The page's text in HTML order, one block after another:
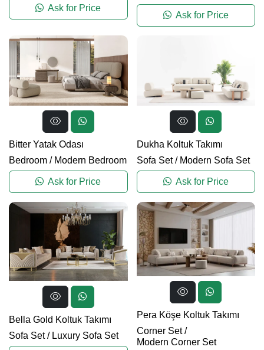
Ask for Price
Ask for Price
Bitter Yatak Odası
Bedroom / Modern Bedroom
Ask for Price
Dukha Koltuk Takımı
Sofa Set/ Modern Sofa Set
Ask for Price
Bella Gold Koltuk Takımı
Sofa Set/ Luxury Sofa Set
Pera Köşe Koltuk Takımı
Corner Set/
Modern Corner Set